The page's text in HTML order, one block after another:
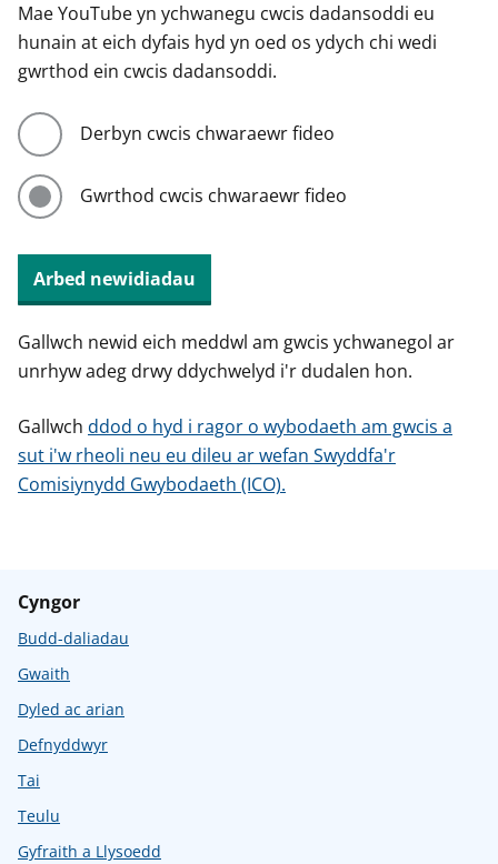
Mae YouTube yn ychwanegu cwcis dadansoddi eu
hunain at eich dyfais hyd yn oed os ydych chi wedi
gwrthod ein cwcis dadansoddi.
Derbyn cwcis chwaraewr fideo
Gwrthod cwcis chwaraewr fideo
Arbed newidiadau
Gallwch newid eich meddwl am gwcis ychwanegol ar
unrhyw adeg drwy ddychwelyd i'r dudalen hon.
Gallwch ddod o hyd i ragor o wybodaeth am gwcis a
sut i'w rheoli neu eu dileu ar wefan Swyddfa'r
Comisiynydd Gwybodaeth (ICO).
Cyngor
Budd-daliadau
Gwaith
Dyled ac arian
Defnyddwyr
Tai
Teulu
Gyfraith a Llysoedd